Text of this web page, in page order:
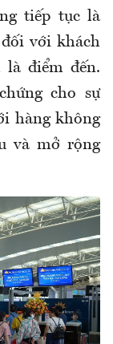
tiếp tục là
với khách
điểm đến.
cho sự
hàng không
và mở rộng